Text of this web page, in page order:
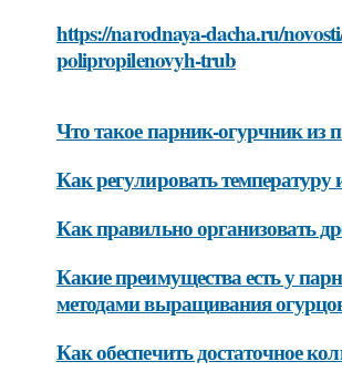
https://narodnaya-dacha.ru/
polipropilenovyh-trub
Что такое парник-огурчник из
Как регулировать
Как правильно организовать
Какие преимущества есть у
методами выращивания
Как обеспечить достаточное